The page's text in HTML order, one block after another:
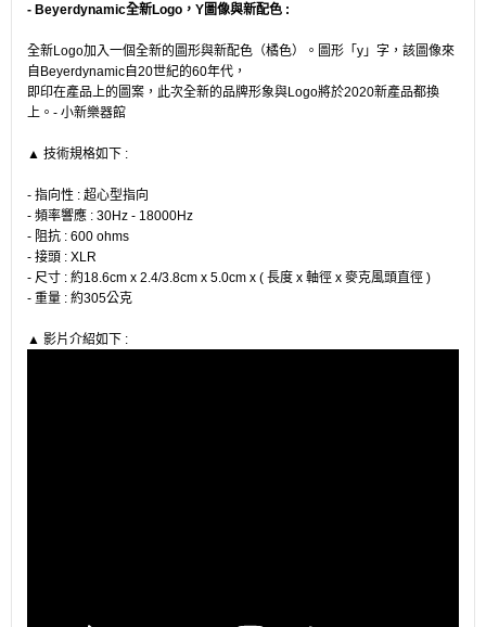
- Beyerdynamic全新Logo，Y圖像與新配色 :
全新Logo加入一個全新的圖形與新配色（橘色）。圖形「y」字，該圖像來
自Beyerdynamic自20世紀的60年代，
即印在產品上的圖案，此次全新的品牌形象與Logo將於2020新產品都換
上。- 小新樂器館
▲ 技術規格如下 :
- 指向性 : 超心型指向
- 頻率響應 : 30Hz - 18000Hz
- 阻抗 : 600 ohms
- 接頭 : XLR
- 尺寸 : 約18.6cm x 2.4/3.8cm x 5.0cm x ( 長度 x 軸徑 x 麥克風頭直徑 )
- 重量 : 約305公克
▲ 影片介紹如下 :